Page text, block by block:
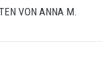
VON ANNA M.